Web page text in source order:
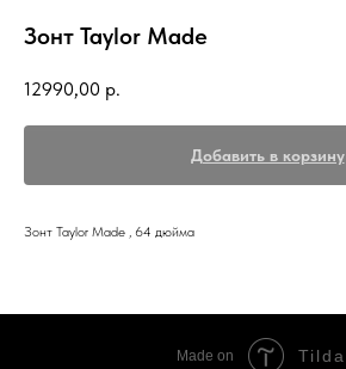
Зонт Taylor Made
12990,00 р.
Добавить в корзину
Зонт Taylor Made , 64 дюйма
Made on Tilda